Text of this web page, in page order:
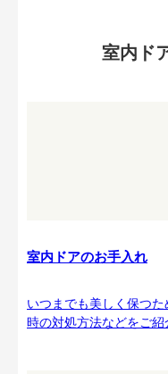
室内ド
室内ドアのお手入れ
いつまでも美しく保つ
時の対処方法などをご紹